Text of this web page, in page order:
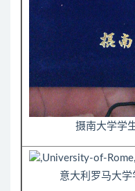
摄南大学学
意大利罗马大